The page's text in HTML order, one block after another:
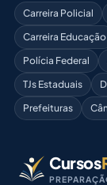
Carreira Policial
Carreira Educação
Polícia Federal
TJs Estaduais
Prefeituras
Cursos